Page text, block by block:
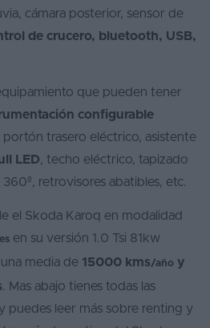
cámara posterior, sensor de
de crucero, bluetooth, USB,
que pueden tener
configurable
portón trasero eléctrico, asistente
LED, techo eléctrico, tapizado
retrovisores abatibles, etc.
el Skoda Karoq en modalidad
en su versión 1.0 Tsi 81kw
media de 15000 kms/año y
. Mas abajo tienes todas las
puedes leer más sobre renting y